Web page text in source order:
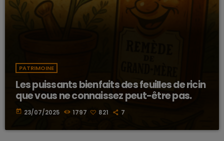
PATRIMOINE
Les puissants bienfaits des feuilles de ricin
que vous ne connaissez peut-être pas.
today 23/07/2025 1797 821 7